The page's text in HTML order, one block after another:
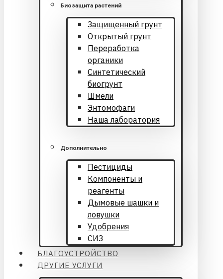
Биозащита растений
Защищенный грунт
Открытый грунт
Переработка
органики
Синтетический
биогрунт
Шмели
Энтомофаги
Наша лаборатория
Дополнительно
Пестициды
Компоненты и
реагенты
Дымовые шашки и
ловушки
Удобрения
СИЗ
БЛАГОУСТРОЙСТВО
ДРУГИЕ УСЛУГИ